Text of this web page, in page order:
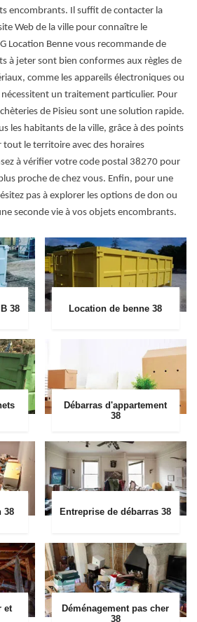
encombrants. Il suffit de contacter la
Web de la ville pour connaître le
Location Benne vous recommande de
à jeter sont bien conformes aux règles de
comme les appareils électroniques ou
un traitement particulier. Pour
de Pisieu sont une solution rapide.
les habitants de la ville, grâce à des points
tout le territoire avec des horaires
à vérifier votre code postal 38270 pour
proche de chez vous. Enfin, pour une
pas à explorer les options de don ou
seconde vie à vos objets encombrants.
38 Location de benne 38
Débarras d'appartement
38
38 Entreprise de débarras 38
et
Déménagement pas cher
38